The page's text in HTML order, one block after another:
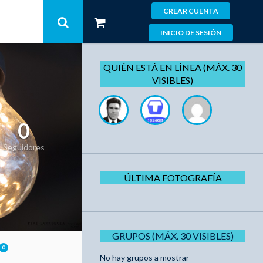
CREAR CUENTA
INICIO DE SESIÓN
0
Seguidores
0
QUIÉN ESTÁ EN LÍNEA (MÁX. 30
VISIBLES)
ÚLTIMA FOTOGRAFÍA
GRUPOS (MÁX. 30 VISIBLES)
No hay grupos a mostrar